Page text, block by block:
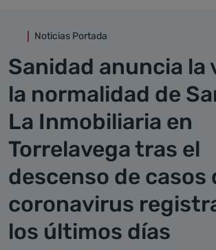
Noticias Portada
Sanidad anuncia la
la normalidad de
La Inmobiliaria en
Torrelavega tras el
descenso de casos
coronavirus
los últimos días